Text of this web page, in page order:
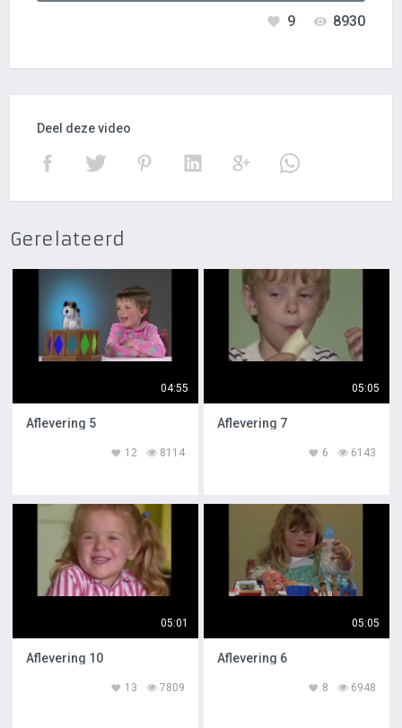
8930
9
Deel deze video
Gerelateerd
04:55
Aflevering 5
8114
12
05:05
Aflevering 7
6143
6
05:01
Aflevering 10
7809
13
05:05
Aflevering 6
6948
8